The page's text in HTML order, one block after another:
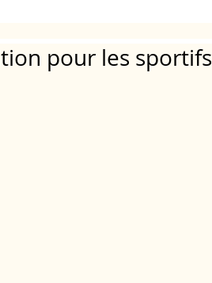
pour les sportifs